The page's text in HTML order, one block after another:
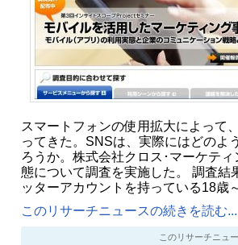
スマートフォンの使用拡大によって
ってきた。SNSは、実際にはどのよ
ろうか。株式会社クロス･マーケテ
態について調査を実施した。 調査結
ッターアカウントを持っている18歳
このリサーチニュースの続きを読む...
このリサーチニュ